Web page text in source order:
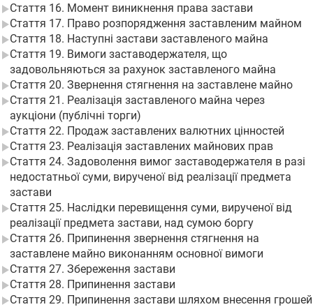
Стаття 16. Момент виникнення права застави
Стаття 17. Право розпорядження заставленим майном
Стаття 18. Наступні застави заставленого майна
Стаття 19. Вимоги заставодержателя, що
задовольняються за рахунок заставленого майна
Стаття 20. Звернення стягнення на заставлене майно
Стаття 21. Реалізація заставленого майна через
аукціони (публічні торги)
Стаття 22. Продаж заставлених валютних цінностей
Стаття 23. Реалізація заставлених майнових прав
Стаття 24. Задоволення вимог заставодержателя в разі
недостатньої суми, вирученої від реалізації предмета
застави
Стаття 25. Наслідки перевищення суми, вирученої від
реалізації предмета застави, над сумою боргу
Стаття 26. Припинення звернення стягнення на
заставлене майно виконанням основної вимоги
Стаття 27. Збереження застави
Стаття 28. Припинення застави
Стаття 29. Припинення застави шляхом внесення грошей